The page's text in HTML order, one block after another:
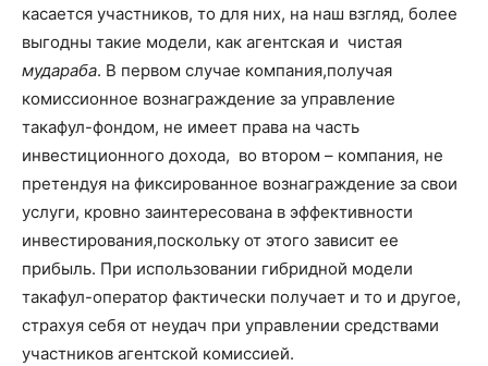
касается участников, то для них, на наш взгляд, более
выгодны такие модели, как агентская и чистая
мудараба. В первом случае компания,получая
комиссионное вознаграждение за управление
такафул-фондом, не имеет права на часть
инвестиционного дохода, во втором – компания, не
претендуя на фиксированное вознаграждение за свои
услуги, кровно заинтересована в эффективности
инвестирования,поскольку от этого зависит ее
прибыль. При использовании гибридной модели
такафул-оператор фактически получает и то и другое,
страхуя себя от неудач при управлении средствами
участников агентской комиссией.